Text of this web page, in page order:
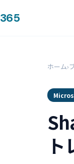
365
ホーム›